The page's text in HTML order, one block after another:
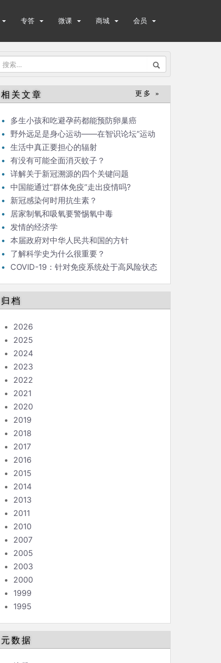
专答 微课 商城 会员
搜
：
相关文章 更多 »
多生小孩和吃避孕药都能预防卵巢癌
野外远足是身心运动——在智识论坛“运动
与健康”的发言
生活中真正要担心的辐射
有没有可能全面消灭蚊子？
详解关于新冠溯源的四个关键问题
中国能通过“群体免疫”走出疫情吗?
新冠感染何时用抗生素？
居家制氧和吸氧要警惕氧中毒
发情的经济学
本届政府对中华人民共和国的方针
了解科学史为什么很重要？
COVID-19：针对免疫系统处于高风险状态
归档
2026
2025
2024
2023
2022
2021
2020
2019
2018
2017
2016
2015
2014
2013
2011
2010
2007
2005
2003
2000
1999
1995
元数据